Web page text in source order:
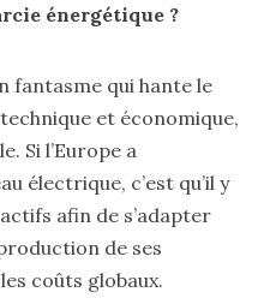
énergétique ?
fantasme qui hante le
et économique,
Si l’Europe a
électrique, c’est qu’il y
afin de s’adapter
de ses
coûts globaux.